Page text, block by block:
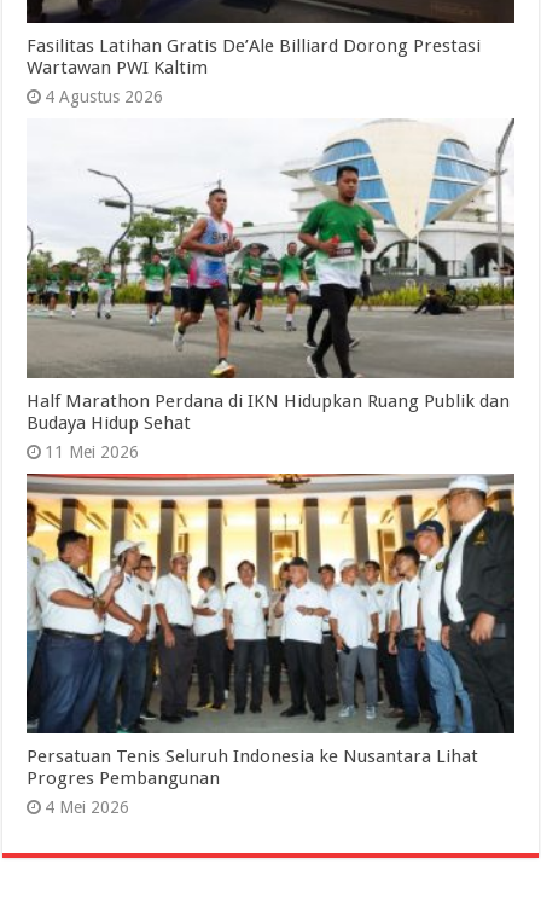
Fasilitas Latihan Gratis De’Ale Billiard Dorong Prestasi
Wartawan PWI Kaltim
4 Agustus 2026
Half Marathon Perdana di IKN Hidupkan Ruang Publik dan
Budaya Hidup Sehat
11 Mei 2026
Persatuan Tenis Seluruh Indonesia ke Nusantara Lihat
Progres Pembangunan
4 Mei 2026